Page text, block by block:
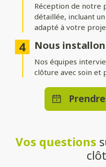
Pleinement occultantes:
maximale.
Ajourées
: pour laisser
votre espace.
Brise-vue ou brise-vent:
Une pose
Que vous souhaitiez une
Un large choix
Réception de notre
détaillée, incluant
adapté à votre
Nous
Nos équipes
clôture avec soin et
Vos questions